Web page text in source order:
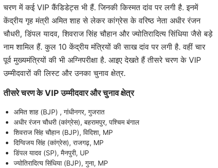
चरण में कई VIP कैंडिडेट्स भी हैं. जिनकी किस्मत दांव पर लगी है. इनमें
केंद्रीय गृह मंत्री अमित शाह से लेकर कांग्रेस के वरिष्ठ नेता अधीर रंजन
चौधरी, डिंपल यादव, शिवराज सिंह चौहान और ज्योतिरादित्य सिंधिया जैसे बड़े
नाम शामिल हैं. कुल 10 केंद्रीय मंत्रियों की साख दांव पर लगी है. वहीं चार
पूर्व मुख्यमंत्रियों की भी अग्निपरीक्षा है. आइए देखते हैं तीसरे चरण के VIP
उम्मीदवारों की लिस्ट और उनका चुनाव क्षेत्र.
तीसरे चरण के VIP उम्मीदवार और चुनाव क्षेत्र
अमित शाह (BJP) , गांधीनगर, गुजरात
अधीर रंजन चौधरी (कांग्रेस), बहरामपुर, पश्चिम बंगाल
शिवराज सिंह चौहान (BJP), विदिशा, MP
दिग्विजय सिंह (कांग्रेस), राजगढ़, MP
डिंपल यादव (SP), मैनपुरी, UP
ज्योतिरादित्य सिंधिया (BJP), गुना, MP